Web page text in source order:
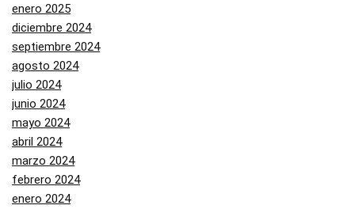
enero 2025
diciembre 2024
septiembre 2024
agosto 2024
julio 2024
junio 2024
mayo 2024
abril 2024
marzo 2024
febrero 2024
enero 2024